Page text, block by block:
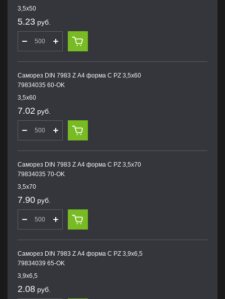
3,5х50
5.23 руб.
Саморез DIN 7983 Z А4 форма С PZ 3,5х60
79834035 60-OK
3,5х60
7.02 руб.
Саморез DIN 7983 Z А4 форма С PZ 3,5х70
79834035 70-OK
3,5х70
7.90 руб.
Саморез DIN 7983 Z А4 форма С PZ 3,9х6,5
79834039 65-OK
3,9х6,5
2.08 руб.